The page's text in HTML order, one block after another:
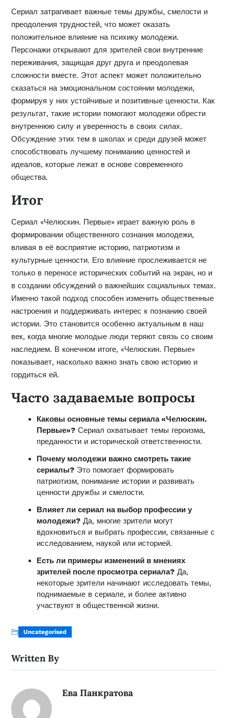
Сериал затрагивает важные темы дружбы, смелости и
преодоления трудностей, что может оказать
положительное влияние на психику молодежи.
Персонажи открывают для зрителей свои внутренние
переживания, защищая друг друга и преодолевая
сложности вместе. Этот аспект может положительно
сказаться на эмоциональном состоянии молодежи,
формируя у них устойчивые и позитивные ценности. Как
результат, такие истории помогают молодежи обрести
внутреннюю силу и уверенность в своих силах.
Обсуждение этих тем в школах и среди друзей может
способствовать лучшему пониманию ценностей и
идеалов, которые лежат в основе современного
общества.
Итог
Сериал «Челюскин. Первые» играет важную роль в
формировании общественного сознания молодежи,
вливая в её восприятие историю, патриотизм и
культурные ценности. Его влияние прослеживается не
только в переносе исторических событий на экран, но и
в создании обсуждений о важнейших социальных темах.
Именно такой подход способен изменить общественные
настроения и поддерживать интерес к познанию своей
истории. Это становится особенно актуальным в наш
век, когда многие молодые люди теряют связь со своим
наследием. В конечном итоге, «Челюскин. Первые»
показывает, насколько важно знать свою историю и
гордиться ей.
Часто задаваемые вопросы
Каковы основные темы сериала «Челюскин.
Первые»?Сериал охватывает темы героизма,
преданности и исторической ответственности.
Почему молодежи важно смотреть такие
сериалы?Это помогает формировать
патриотизм, понимание истории и развивать
ценности дружбы и смелости.
Влияет ли сериал на выбор профессии у
молодежи?Да, многие зрители могут
вдохновиться и выбрать профессии, связанные с
исследованием, наукой или историей.
Есть ли примеры изменений в мнениях
зрителей после просмотра сериала?Да,
некоторые зрители начинают исследовать темы,
поднимаемые в сериале, и более активно
участвуют в общественной жизни.
Uncategorised
Written By
Ева Панкратова